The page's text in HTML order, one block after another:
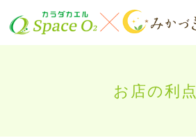
お店の利点